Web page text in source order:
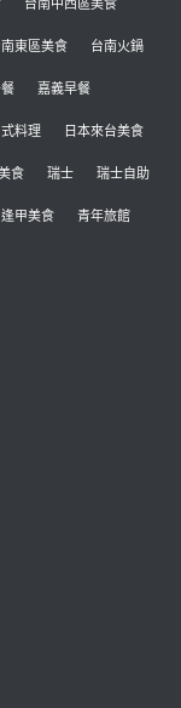
東區美食 台南火鍋
嘉義早餐
式料理 日本來台美食
食 瑞士 瑞士自助
逢甲美食 青年旅館